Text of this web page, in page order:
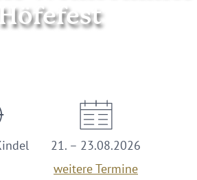
21. – 23.08.2026
weitere Termine